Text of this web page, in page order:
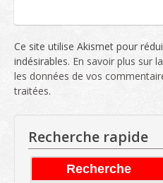
Ce site utilise Akismet pour
indésirables. En savoir plus sur
les données de vos
traitées.
Recherche rapide
Recherche